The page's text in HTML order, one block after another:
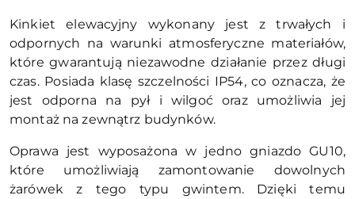
Kinkiet elewacyjny wykonany jest z trwałych i
odpornych na warunki atmosferyczne materiałów,
które gwarantują niezawodne działanie przez długi
czas. Posiada klasę szczelności IP54, co oznacza, że
jest odporna na pył i wilgoć oraz umożliwia jej
montaż na zewnątrz budynków.
Oprawa jest wyposażona w jedno gniazdo GU10,
które umożliwiają zamontowanie dowolnych
żarówek z tego typu gwintem. Dzięki temu